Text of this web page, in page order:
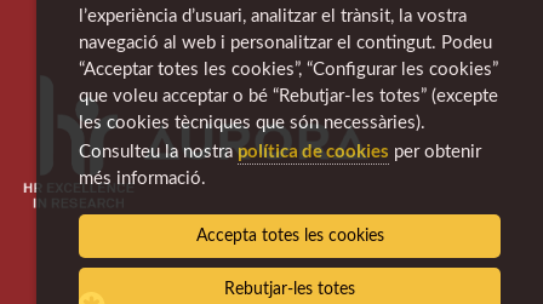
l’experiència d’usuari, analitzar el trànsit, la vostra
navegació al web i personalitzar el contingut. Podeu
“Acceptar totes les cookies”, “Configurar les cookies”
que voleu acceptar o bé “Rebutjar-les totes” (excepte
les cookies tècniques que són necessàries).
Consulteu la nostra política de cookies per obtenir
més informació.
Accepta totes les cookies
Rebutjar-les totes